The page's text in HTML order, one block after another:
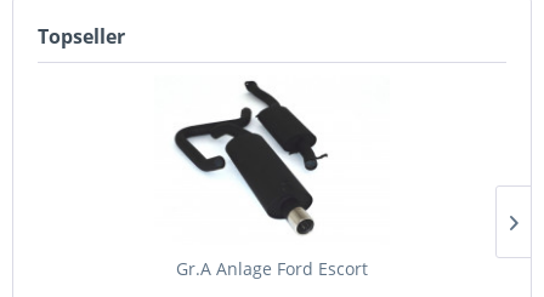
Topseller
Gr.A Anlage Ford Escort